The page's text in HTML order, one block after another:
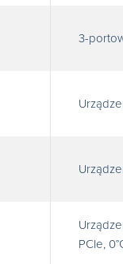
3-
PCIe,